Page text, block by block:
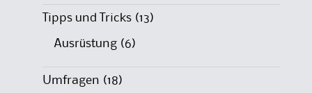
Tipps und Tricks(13)
Ausrüstung(6)
Umfragen (18)